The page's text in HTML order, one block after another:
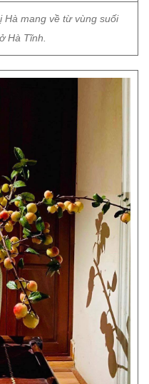
Hà mang về từ vùng suối
Hà Tĩnh.